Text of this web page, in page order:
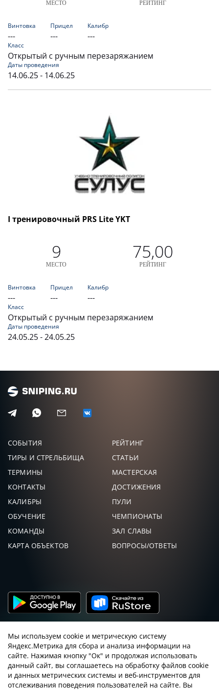
МЕСТО РЕЙТИНГ
Винтовка
---
Прицел
---
Калибр
---
Класс
Открытый с ручным перезаряжанием
Даты проведения
14.06.25 - 14.06.25
I тренировочный PRS Lite YKT
9
МЕСТО
75,00
РЕЙТИНГ
Винтовка
---
Прицел
---
Калибр
---
Класс
Открытый с ручным перезаряжанием
Даты проведения
24.05.25 - 24.05.25
СОБЫТИЯ
РЕЙТИНГ
ТИРЫ И СТРЕЛЬБИЩА
СТАТЬИ
ТЕРМИНЫ
МАСТЕРСКАЯ
КОНТАКТЫ
ДОСТИЖЕНИЯ
КАЛИБРЫ
ПУЛИ
ОБУЧЕНИЕ
ЧЕМПИОНАТЫ
КОМАНДЫ
ЗАЛ СЛАВЫ
КАРТА ОБЪЕКТОВ
ВОПРОСЫ/ОТВЕТЫ
Пользовательское соглашение с sniping.ru
Правила снайпинга Закон об оружии
Мы используем cookie и метрическую систему
Яндекс.Метрика для сбора и анализа информации на
сайте. Нажимая кнопку "Ок" и продолжая использовать
данный сайт, вы соглашаетесь на обработку файлов cookie
и данных метрических системы и веб-инструментов для
отслеживания поведения пользователей на сайте. Вы